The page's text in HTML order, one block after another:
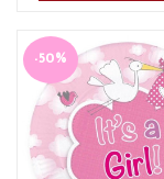
-50%